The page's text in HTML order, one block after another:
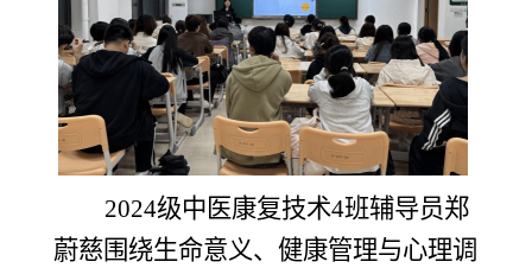
2024级中医康复技术4班辅导员郑
蔚慈围绕生命意义、健康管理与心理调